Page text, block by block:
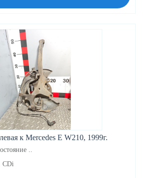
к Mercedes E W210, 1999г.
..
CDi